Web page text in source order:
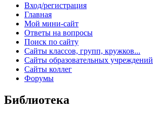
Вход/регистрация
Главная
Мой мини-сайт
Ответы на вопросы
Поиск по сайту
Сайты классов, групп, кружков...
Сайты образовательных учреждений
Сайты коллег
Форумы
Библиотека